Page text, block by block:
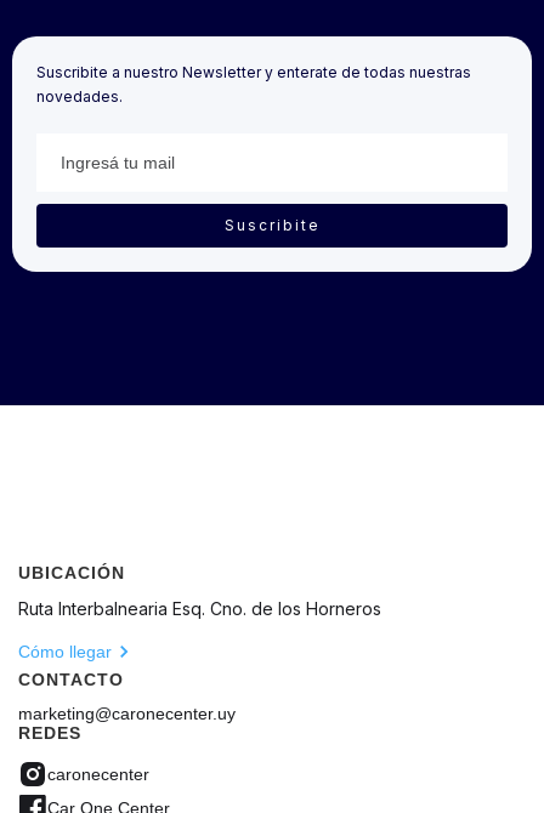
Suscribite a nuestro Newsletter y enterate de todas nuestras
novedades.
UBICACIÓN
Ruta Interbalnearia Esq. Cno. de los Horneros
Cómo llegar
CONTACTO
marketing@caronecenter.uy
REDES
caronecenter
Car One Center